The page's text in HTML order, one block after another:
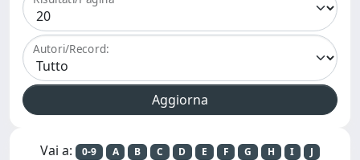
Autori/Record:
Vai a: 0-9 A B C D E F G H I
J